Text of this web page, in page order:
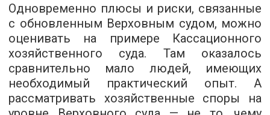
Одновременно плюсы и риски, связанные
с обновленным Верховным судом, можно
оценивать на примере Кассационного
хозяйственного суда. Там оказалось
сравнительно мало людей, имеющих
необходимый практический опыт. А
рассматривать хозяйственные споры на